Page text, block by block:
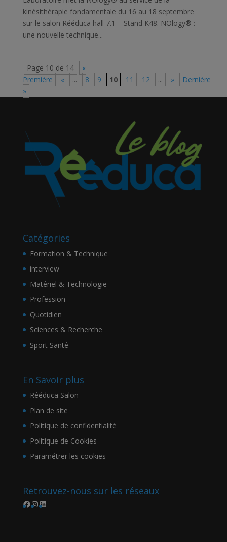
kinésithérapie fondamentale du 16 au 18 septembre
sur le salon Rééduca hall 7.1 – Stand K48. NOlogy® :
une nouvelle technique...
Page 10 de 14
«
Première
« ... 8 9 10 11 12 ... »
Dernière
»
Catégories
Formation & Technique
interview
Matériel & Technologie
Profession
Quotidien
Sciences & Recherche
Sport Santé
En Savoir plus
Rééduca Salon
Plan de site
Politique de confidentialité
Politique de Cookies
Paramétrer les cookies
Retrouvez-nous sur les réseaux
Facebook
Instagram
LinkedIn